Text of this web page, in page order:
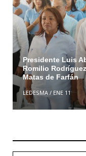
Presidente Luis
Romilio
Matas de Farfán
LEDESMA/ ENE 11